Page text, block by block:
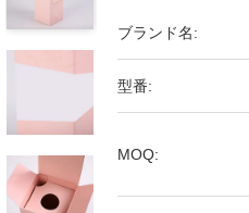
ブランド名:
型番:
MOQ: